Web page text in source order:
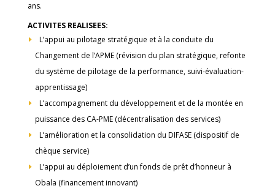
ans.
ACTIVITES REALISEES:
L’appui au pilotage stratégique et à la conduite du
Changement de l’APME (révision du plan stratégique, refonte
du système de pilotage de la performance, suivi-évaluation-
apprentissage)
L’accompagnement du développement et de la montée en
puissance des CA-PME (décentralisation des services)
L’amélioration et la consolidation du DIFASE (dispositif de
chèque service)
L’appui au déploiement d’un fonds de prêt d’honneur à
Obala (financement innovant)